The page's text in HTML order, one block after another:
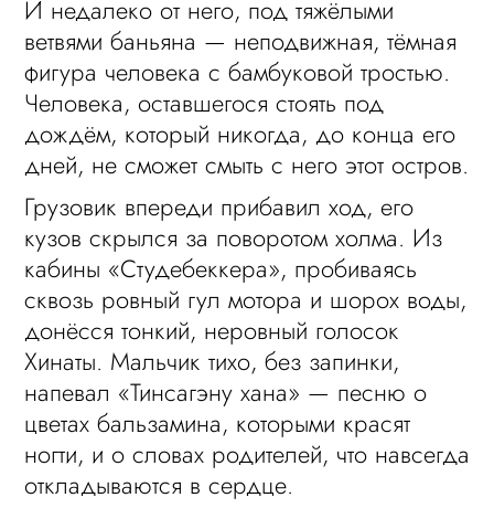
И недалеко от него, под тяжёлыми
ветвями баньяна — неподвижная, тёмная
фигура человека с бамбуковой тростью.
Человека, оставшегося стоять под
дождём, который никогда, до конца его
дней, не сможет смыть с него этот остров.
Грузовик впереди прибавил ход, его
кузов скрылся за поворотом холма. Из
кабины «Студебеккера», пробиваясь
сквозь ровный гул мотора и шорох воды,
донёсся тонкий, неровный голосок
Хинаты. Мальчик тихо, без запинки,
напевал «Тинсагэну хана» — песню о
цветах бальзамина, которыми красят
ногти, и о словах родителей, что навсегда
откладываются в сердце.